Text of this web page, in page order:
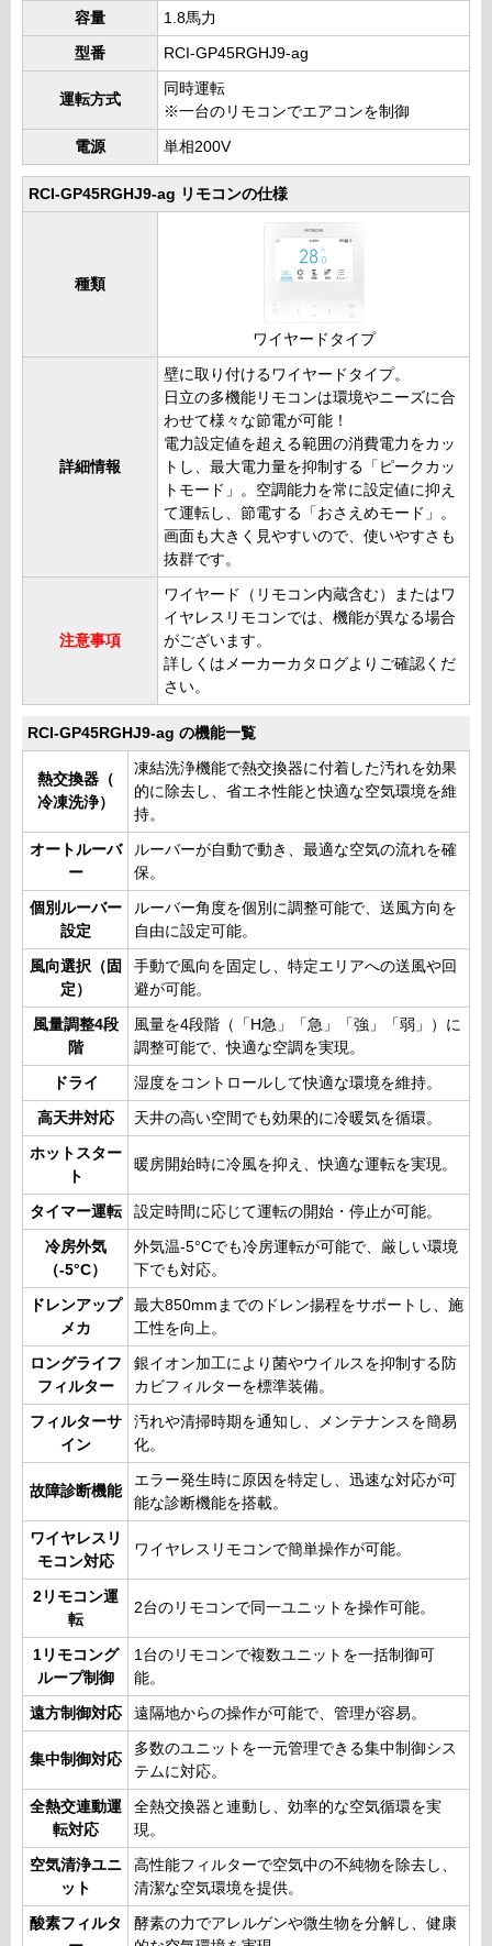
容量 1.8馬力
型番 RCI-GP45RGHJ9-ag
運転方式
同時運転
※一台のリモコンでエアコンを制御
電源 単相200V
RCI-GP45RGHJ9-ag リモコンの仕様
種類
ワイヤードタイプ
詳細情報
壁に取り付けるワイヤードタイプ。
日立の多機能リモコンは環境やニーズに合
わせて様々な節電が可能！
電力設定値を超える範囲の消費電力をカッ
トし、最大電力量を抑制する「ピークカッ
トモード」。空調能力を常に設定値に抑え
て運転し、節電する「おさえめモード」。
画面も大きく見やすいので、使いやすさも
抜群です。
注意事項
ワイヤード（リモコン内蔵含む）またはワ
イヤレスリモコンでは、機能が異なる場合
がございます。
詳しくはメーカーカタログよりご確認くだ
さい。
RCI-GP45RGHJ9-ag の機能一覧
熱交換器（
冷凍洗浄）
凍結洗浄機能で熱交換器に付着した汚れを効果
的に除去し、省エネ性能と快適な空気環境を維
持。
オートルーバ
ー
ルーバーが自動で動き、最適な空気の流れを確
保。
個別ルーバー
設定
ルーバー角度を個別に調整可能で、送風方向を
自由に設定可能。
風向選択（固
定）
手動で風向を固定し、特定エリアへの送風や回
避が可能。
風量調整4段
階
風量を4段階（「H急」「急」「強」「弱」）に
調整可能で、快適な空調を実現。
ドライ 湿度をコントロールして快適な環境を維持。
高天井対応 天井の高い空間でも効果的に冷暖気を循環。
ホットスター
ト
暖房開始時に冷風を抑え、快適な運転を実現。
タイマー運転 設定時間に応じて運転の開始・停止が可能。
冷房外気
（-5°C）
外気温-5°Cでも冷房運転が可能で、厳しい環境
下でも対応。
ドレンアップ
メカ
最大850mmまでのドレン揚程をサポートし、施
工性を向上。
ロングライフ
フィルター
銀イオン加工により菌やウイルスを抑制する防
カビフィルターを標準装備。
フィルターサ
イン
汚れや清掃時期を通知し、メンテナンスを簡易
化。
故障診断機能
エラー発生時に原因を特定し、迅速な対応が可
能な診断機能を搭載。
ワイヤレスリ
モコン対応
ワイヤレスリモコンで簡単操作が可能。
2リモコン運
転
2台のリモコンで同一ユニットを操作可能。
1リモコング
ループ制御
1台のリモコンで複数ユニットを一括制御可
能。
遠方制御対応 遠隔地からの操作が可能で、管理が容易。
集中制御対応
多数のユニットを一元管理できる集中制御シス
テムに対応。
全熱交連動運
転対応
全熱交換器と連動し、効率的な空気循環を実
現。
空気清浄ユニ
ット
高性能フィルターで空気中の不純物を除去し、
清潔な空気環境を提供。
酸素フィルタ
酵素の力でアレルゲンや微生物を分解し、健康